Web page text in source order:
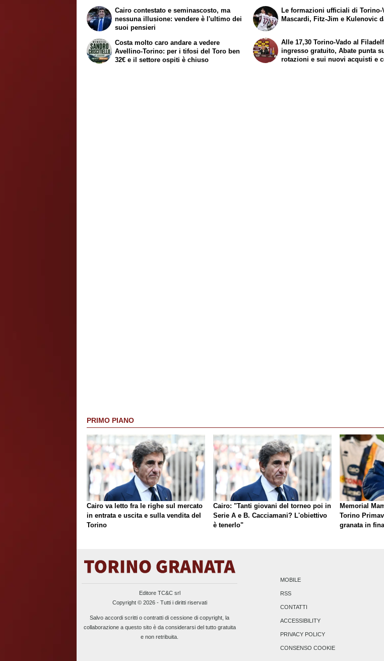
Cairo contestato e seminascosto, ma
nessuna illusione: vendere è l'ultimo dei
suoi pensieri
Costa molto caro andare a vedere
Avellino-Torino: per i tifosi del Toro ben
32€ e il settore ospiti è chiuso
Le formazioni ufficiali di Torino-
Mascardi, Fitz-Jim e Kulenovic
Alle 17,30 Torino-Vado al
ingresso gratuito, Abate punta
rotazioni e sui nuovi acquisti e
PRIMO PIANO
Cairo va letto fra le righe sul mercato
in entrata e uscita e sulla vendita del
Torino
Cairo: "Tanti giovani del torneo poi in
Serie A e B. Cacciamani? L'obiettivo
è tenerlo"
Memorial
Torino
granata in
Editore TC&C srl
Copyright © 2026 - Tutti i diritti riservati
Salvo accordi scritti o contratti di cessione di copyright, la
collaborazione a questo sito è da considerarsi del tutto gratuita
e non retribuita.
MOBILE
RSS
CONTATTI
ACCESSIBILITY
PRIVACY POLICY
CONSENSO COOKIE